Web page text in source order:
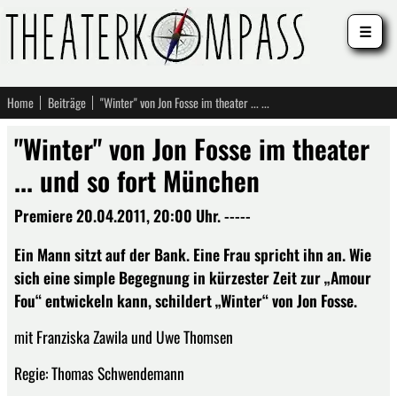
Home Beiträge "Winter" von Jon Fosse im theater ... und so fort München
"Winter" von Jon Fosse im theater
... und so fort München
Premiere 20.04.2011, 20:00 Uhr. -----
Ein Mann sitzt auf der Bank. Eine Frau spricht ihn an. Wie
sich eine simple Begegnung in kürzester Zeit zur „Amour
Fou“ entwickeln kann, schildert „Winter“ von Jon Fosse.
mit Franziska Zawila und Uwe Thomsen
Regie: Thomas Schwendemann
☰